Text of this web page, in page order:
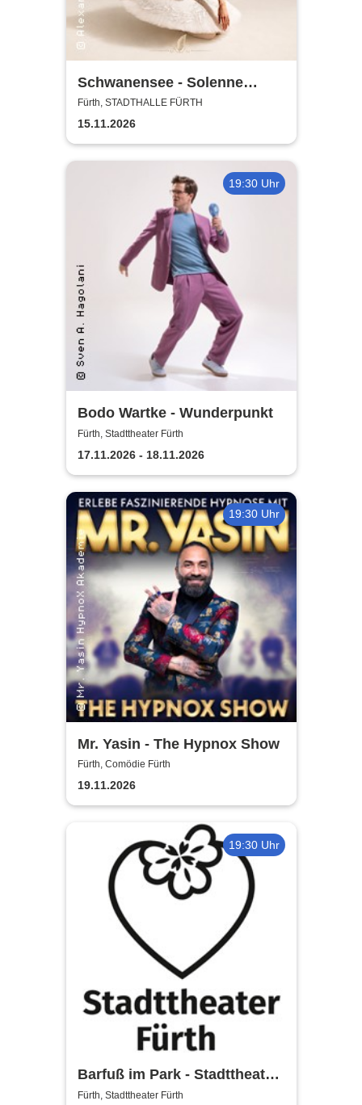
Schwanensee - Solenne
Ballet Classique
Fürth, STADTHALLE FÜRTH
15.11.2026
19:30 Uhr
Bodo Wartke - Wunderpunkt
Fürth, Stadttheater Fürth
17.11.2026 - 18.11.2026
19:30 Uhr
Mr. Yasin - The Hypnox Show
Fürth, Comödie Fürth
19.11.2026
19:30 Uhr
Barfuß im Park - Stadttheater
Fürth
Fürth, Stadttheater Fürth